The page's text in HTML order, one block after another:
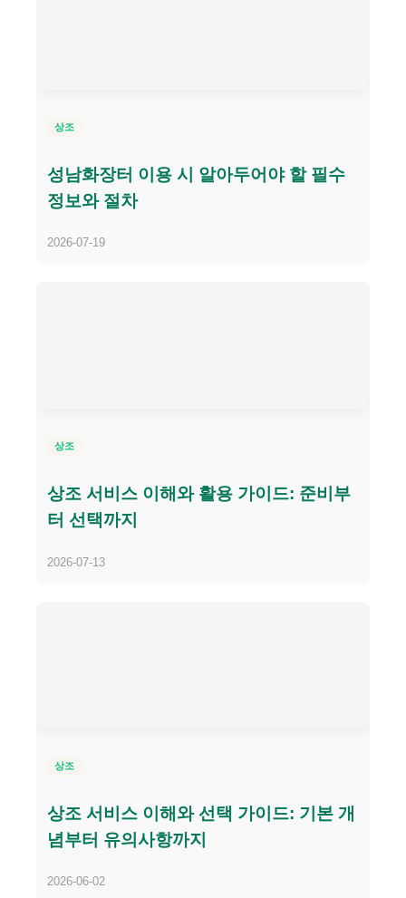
상조
성남화장터 이용 시 알아두어야 할 필수
정보와 절차
2026-07-19
상조
상조 서비스 이해와 활용 가이드: 준비부
터 선택까지
2026-07-13
상조
상조 서비스 이해와 선택 가이드: 기본 개
념부터 유의사항까지
2026-06-02